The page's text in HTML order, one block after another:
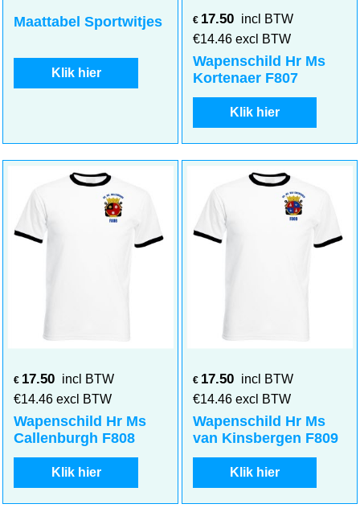
Maattabel Sportwitjes
Klik hier
€ 17.50 incl BTW
€14.46 excl BTW
Wapenschild Hr Ms
Kortenaer F807
Klik hier
€ 17.50 incl BTW
€14.46 excl BTW
Wapenschild Hr Ms
Callenburgh F808
Klik hier
€ 17.50 incl BTW
€14.46 excl BTW
Wapenschild Hr Ms
van Kinsbergen F809
Klik hier